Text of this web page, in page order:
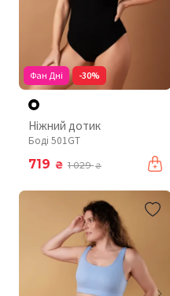
Фан Дні -30%
Ніжний дотик
Боді 501GT
719 ₴ 1 029₴